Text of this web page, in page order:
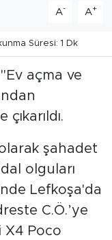
A- A+
Süresi: 1 Dk
açma ve
şahadet
olguları
Lefkoşa'da
C.Ö.’ye
X4 Poco